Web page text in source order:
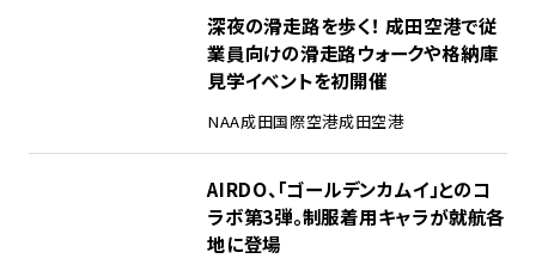
深夜の滑走路を歩く！ 成田空港で従
業員向けの滑走路ウォークや格納庫
見学イベントを初開催
NAA成田国際空港成田空港
AIRDO、「ゴールデンカムイ」とのコ
ラボ第3弾。制服着用キャラが就航各
地に登場